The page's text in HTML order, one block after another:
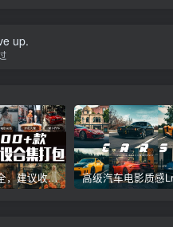
up.
【全网最全，建议收藏】5万多款Lr顶级调色预设合集，精心整理，分类清晰，摄影师调色师必备素材，够用一辈子！